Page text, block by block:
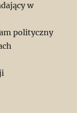
w
polityczny